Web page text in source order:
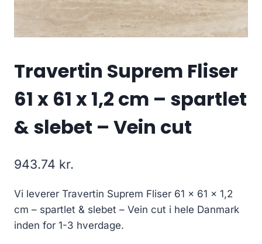
Travertin Suprem Fliser
61 x 61 x 1,2 cm – spartlet
& slebet – Vein cut
943.74 kr.
Vi leverer Travertin Suprem Fliser 61 x 61 x 1,2
cm – spartlet & slebet – Vein cut i hele Danmark
inden for 1-3 hverdage.